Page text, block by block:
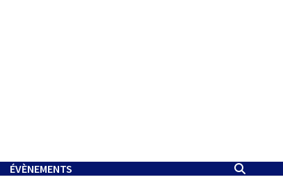
ÉVÈNEMENTS